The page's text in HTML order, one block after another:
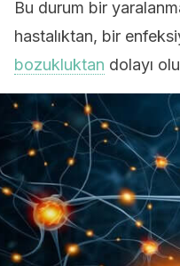
Bu durum bir
hastalıktan, bir
bozukluktan dolayı